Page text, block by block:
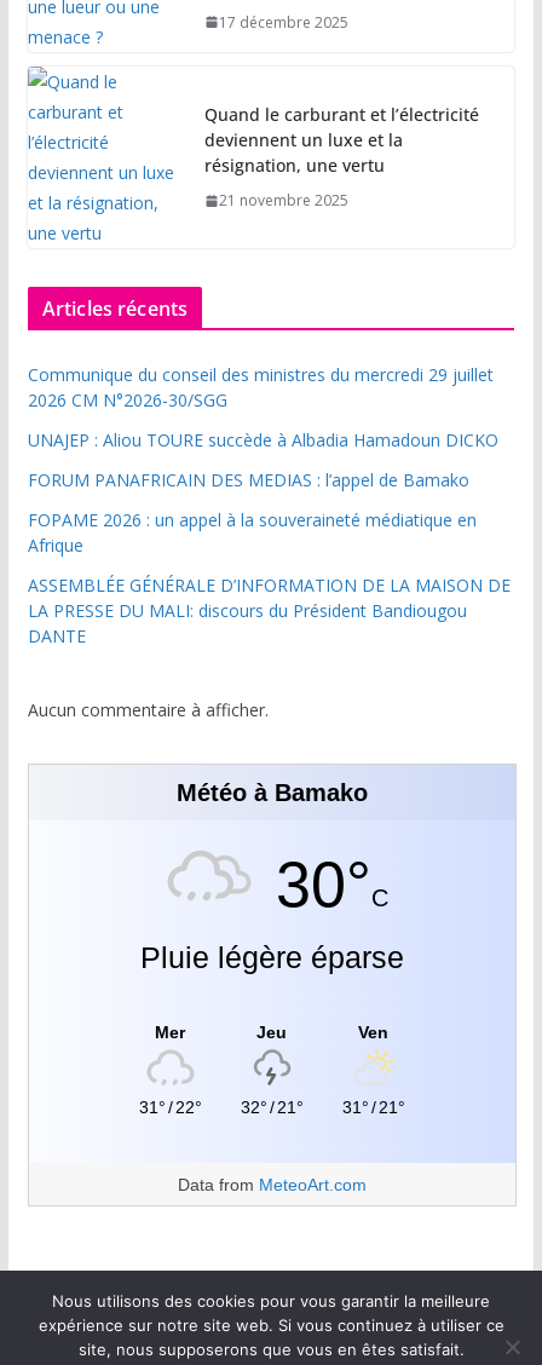
17 décembre 2025
Quand le carburant et l’électricité
deviennent un luxe et la
résignation, une vertu
21 novembre 2025
Articles récents
Communique du conseil des ministres du mercredi 29 juillet
2026 CM N°2026-30/SGG
UNAJEP : Aliou TOURE succède à Albadia Hamadoun DICKO
FORUM PANAFRICAIN DES MEDIAS : l’appel de Bamako
FOPAME 2026 : un appel à la souveraineté médiatique en
Afrique
ASSEMBLÉE GÉNÉRALE D’INFORMATION DE LA MAISON DE
LA PRESSE DU MALI: discours du Président Bandiougou
DANTE
Aucun commentaire à afficher.
Météo à Bamako
30°C
Pluie légère éparse
Mer
31°/22°
Jeu
32°/21°
Ven
31°/21°
Data from MeteoArt.com
Nous utilisons des cookies pour vous garantir la meilleure
expérience sur notre site web. Si vous continuez à utiliser ce
site, nous supposerons que vous en êtes satisfait.